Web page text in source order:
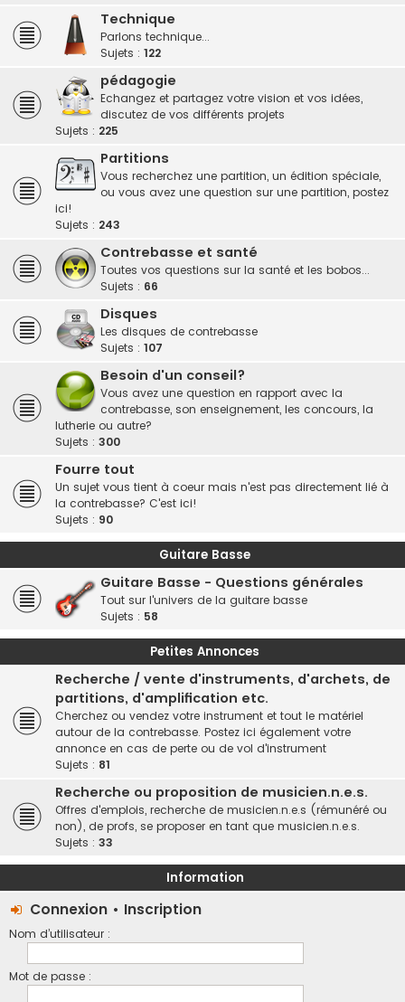
Technique
Parlons technique...
Sujets : 122
pédagogie
Echangez et partagez votre vision et vos idées,
discutez de vos différents projets
Sujets : 225
Partitions
Vous recherchez une partition, un édition spéciale,
ou vous avez une question sur une partition, postez
ici!
Sujets : 243
Contrebasse et santé
Toutes vos questions sur la santé et les bobos...
Sujets : 66
Disques
Les disques de contrebasse
Sujets : 107
Besoin d'un conseil?
Vous avez une question en rapport avec la
contrebasse, son enseignement, les concours, la
lutherie ou autre?
Sujets : 300
Fourre tout
Un sujet vous tient à coeur mais n'est pas directement lié à
la contrebasse? C'est ici!
Sujets : 90
Guitare Basse
Guitare Basse - Questions générales
Tout sur l'univers de la guitare basse
Sujets : 58
Petites Annonces
Recherche / vente d'instruments, d'archets, de
partitions, d'amplification etc.
Cherchez ou vendez votre instrument et tout le matériel
autour de la contrebasse. Postez ici également votre
annonce en cas de perte ou de vol d'instrument
Sujets : 81
Recherche ou proposition de musicien.n.e.s.
Offres d'emplois, recherche de musicien.n.e.s (rémunéré ou
non), de profs, se proposer en tant que musicien.n.e.s.
Sujets : 33
Information
Connexion • Inscription
Nom d’utilisateur :
Mot de passe :